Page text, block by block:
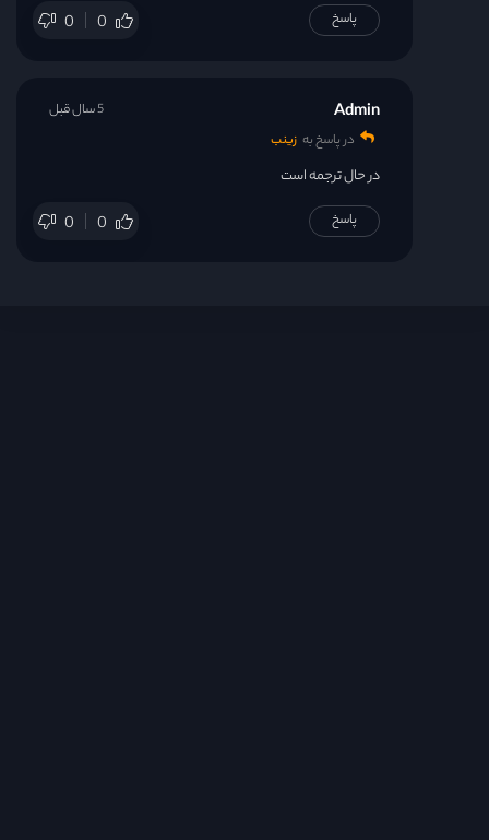
0 0 پاسخ
Admin
در پاسخ به زینب
در حال ترجمه است
0 0
5 سال قبل
پاسخ